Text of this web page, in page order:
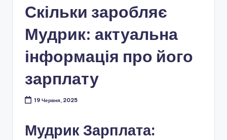
Скільки заробляє
Мудрик: актуальна
інформація про його
зарплату
19 Червня, 2025
Мудрик Зарплата: